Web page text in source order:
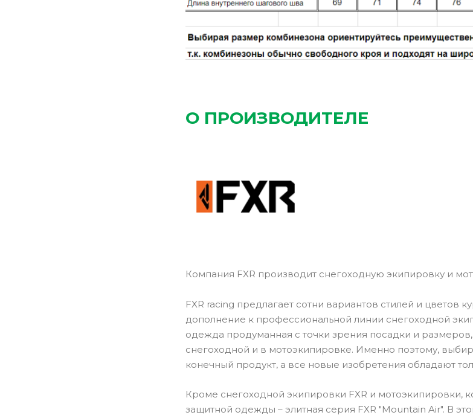
О ПРОИЗВОДИТЕЛЕ
Компания FXR производит снегоходную экипировку и
FXR racing предлагает сотни вариантов стилей и
дополнение к профессиональной линии снегоходной
одежда продуманная с точки зрения посадки и
снегоходной и в мотоэкипировке. Именно поэтому,
конечный продукт, а все новые изобретения обладают
Кроме снегоходной экипировки FXR и мотоэкипировки,
защитной одежды – элитная серия FXR "Mountain Air". В